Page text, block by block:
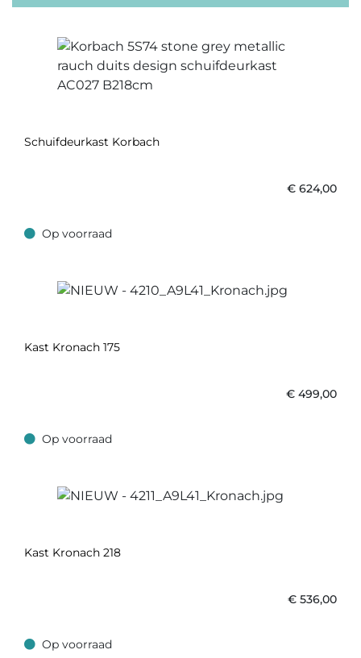
Schuifdeurkast Korbach
€ 624,00
Op voorraad
Op voorraad
Kast Kronach 175
€ 499,00
Op voorraad
Op voorraad
Kast Kronach 218
€ 536,00
Op voorraad
Op voorraad